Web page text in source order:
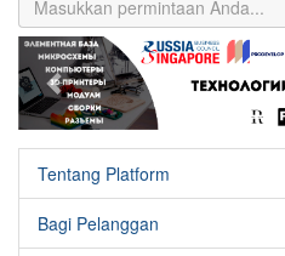
Previous
Tentang Platform
Bagi Pelanggan